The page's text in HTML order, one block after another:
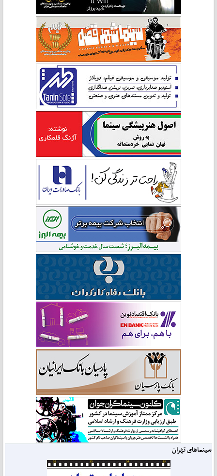
سینماهای تهران